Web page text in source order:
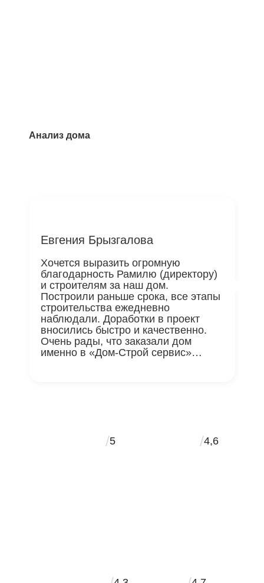
Анализ дома
Евгения Брызгалова
Хочется выразить огромную
благодарность Рамилю (директору)
и строителям за наш дом.
Построили раньше срока, все этапы
строительства ежедневно
наблюдали. Доработки в проект
вносились быстро и качественно.
Очень рады, что заказали дом
именно в «Дом-Строй сервис»…
/5 /4,6